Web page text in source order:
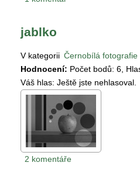
jablko
V kategorii Černobílá fotografie
Hodnocení: Počet bodů: 6 ,
Váš hlas: Ještě jste nehlasoval.
2 komentáře